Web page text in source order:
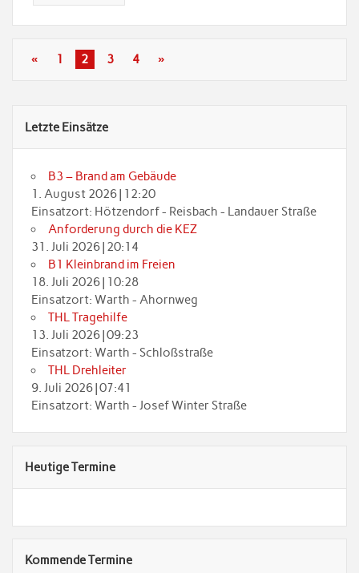
« 1 2 3 4 »
Letzte Einsätze
B3 – Brand am Gebäude
1. August 2026| 12:20
Einsatzort: Hötzendorf - Reisbach - Landauer Straße
Anforderung durch die KEZ
31. Juli 2026| 20:14
B1 Kleinbrand im Freien
18. Juli 2026| 10:28
Einsatzort: Warth - Ahornweg
THL Tragehilfe
13. Juli 2026|09:23
Einsatzort: Warth - Schloßstraße
THL Drehleiter
9. Juli 2026|07:41
Einsatzort: Warth - Josef Winter Straße
Heutige Termine
Kommende Termine